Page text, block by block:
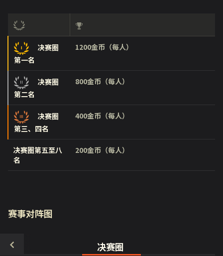
决赛圈
第一名
1200金币（每人）
决赛圈
第二名
800金币（每人）
决赛圈
第三、四名
400金币（每人）
决赛圈第五至八
名
200金币（每人）
赛事对阵图
决赛圈